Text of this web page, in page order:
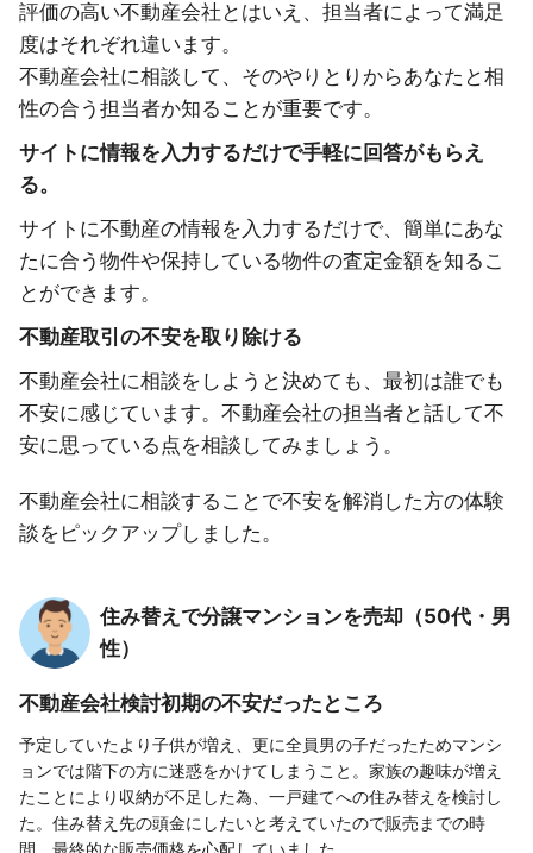
評価の高い不動産会社とはいえ、担当者によって満足
度はそれぞれ違います。
不動産会社に相談して、そのやりとりからあなたと相
性の合う担当者か知ることが重要です。
サイトに情報を入力するだけで手軽に回答がもらえ
る。
サイトに不動産の情報を入力するだけで、簡単にあな
たに合う物件や保持している物件の査定金額を知るこ
とができます。
不動産取引の不安を取り除ける
不動産会社に相談をしようと決めても、最初は誰でも
不安に感じています。不動産会社の担当者と話して不
安に思っている点を相談してみましょう。
不動産会社に相談することで不安を解消した方の体験
談をピックアップしました。
住み替えで分譲マンションを売却（50代・男
性）
不動産会社検討初期の不安だったところ
予定していたより子供が増え、更に全員男の子だったためマンシ
ョンでは階下の方に迷惑をかけてしまうこと。家族の趣味が増え
たことにより収納が不足した為、一戸建てへの住み替えを検討し
た。住み替え先の頭金にしたいと考えていたので販売までの時